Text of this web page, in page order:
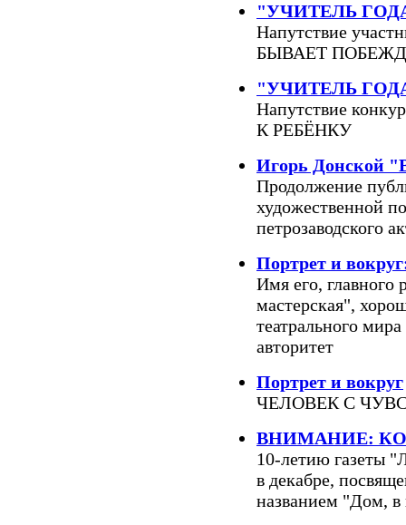
"УЧИТЕЛЬ
Напутствие
БЫВАЕТ
"УЧИТЕЛЬ
Напутствие
К РЕБЁНКУ
Игорь
Продолжение
художественной
петрозаводского
Портрет и
Имя его, главного
мастерская",
театрального
авторитет
Портрет и вокруг
ЧЕЛОВЕК С
ВНИМАНИЕ:
10-летию газеты
в декабре,
названием "Дом, в